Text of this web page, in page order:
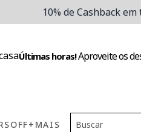
10% de Cashback
Últimas horas!Aproveite os
OFF+MAIS